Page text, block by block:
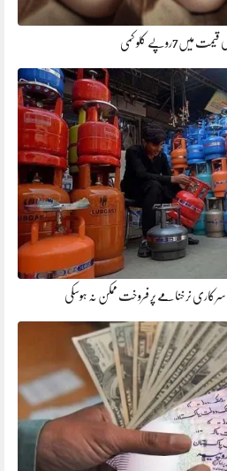
میں7روپے کلو کمی
نرخنامے پر فروخت ممکن نہ ہوسکی